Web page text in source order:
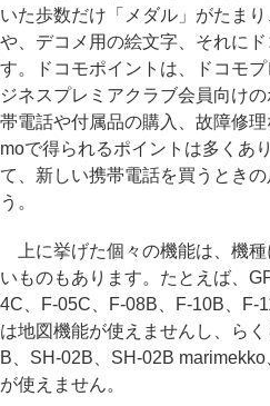
いた歩数だけ「メダル」がたま
や、デコメ用の絵文字、それに
す。ドコモポイントは、ドコモ
ジネスプレミアクラブ会員向け
帯電話や付属品の購入、故障修
moで得られるポイントは多くあ
て、新しい携帯電話を買うとき
う。
上に挙げた個々の機能は、機
いものもあります。たとえば、
4C、F-05C、F-08B、F-10B、F-
は地図機能が使えませんし、ら
B、SH-02B、SH-02B
が使えません。